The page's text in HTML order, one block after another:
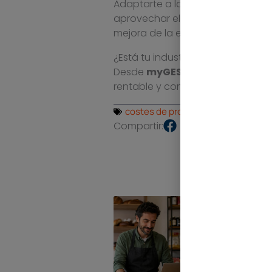
Adaptarte a la industria 4.0
aprovechar el potencial de los
mejora de la eficiencia y la
¿Está tu industria utilizando un
Desde myGESTIÓN
te
rentable y competitivo en el
costes de producción
Compartir: